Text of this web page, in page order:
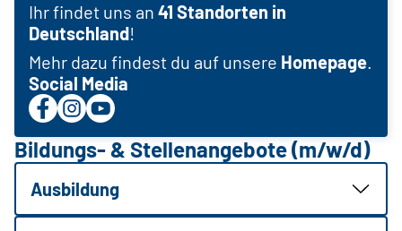
Ihr findet uns an 41 Standorten in
Deutschland!
Mehr dazu findest du auf unsere Homepage.
Social Media
Bildungs- & Stellenangebote (m/w/d)
Ausbildung